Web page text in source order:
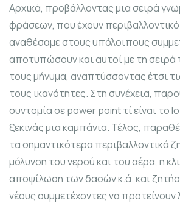
Αρχικά, προβάλλοντας μια σειρά
φράσεων, που έχουν περιβαλλοντικό
αναθέσαμε στους υπόλοιπους
αποτυπώσουν και αυτοί με τη σειρά
τους μήνυμα, αναπτύσσοντας έτσι
τους ικανότητες. Στη συνέχεια,
συντομία σε power point τί είναι το
ξεκινάς μια καμπάνια. Τέλος,
τα σημαντικότερα περιβαλλοντικά
μόλυνση του νερού και του αέρα, η
αποψίλωση των δασών κ.ά. και
νέους συμμετέχοντες να προτείνουν